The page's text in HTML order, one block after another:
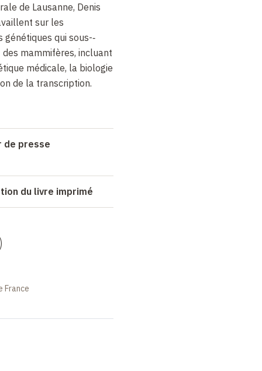
de Lausanne, Denis
sur les
qui sous-­‐
mammifères, incluant
médicale, la biologie
de la transcription.
de presse
du livre imprimé
France